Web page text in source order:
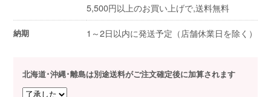
5,500円以上のお買い上げで,送料無料
納期 1～2日以内に発送予定（店舗休業日を除く）
北海道･沖縄･離島は別途送料がご注文確定後に加算されます